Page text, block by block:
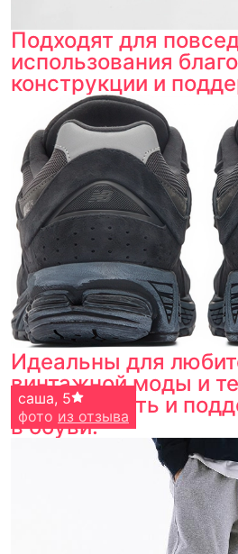
Подходят для
использования
конструкции и
Идеальны для
винтажной моды и
стабильность и
в обуви.
саша, 5
фото из отзыва